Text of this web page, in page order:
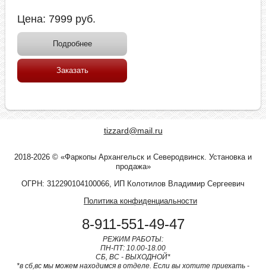
Цена: 7999 руб.
Подробнее
Заказать
tizzard@mail.ru
2018-2026 © «Фаркопы Архангельск и Северодвинск. Установка и
продажа»
ОГРН: 312290104100066, ИП Колотилов Владимир Сергеевич
Политика конфиденциальности
8-911-551-49-47
РЕЖИМ РАБОТЫ:
ПН-ПТ: 10.00-18.00
СБ, ВС - ВЫХОДНОЙ*
*в сб,вс мы можем находимся в отделе. Если вы хотите приехать -